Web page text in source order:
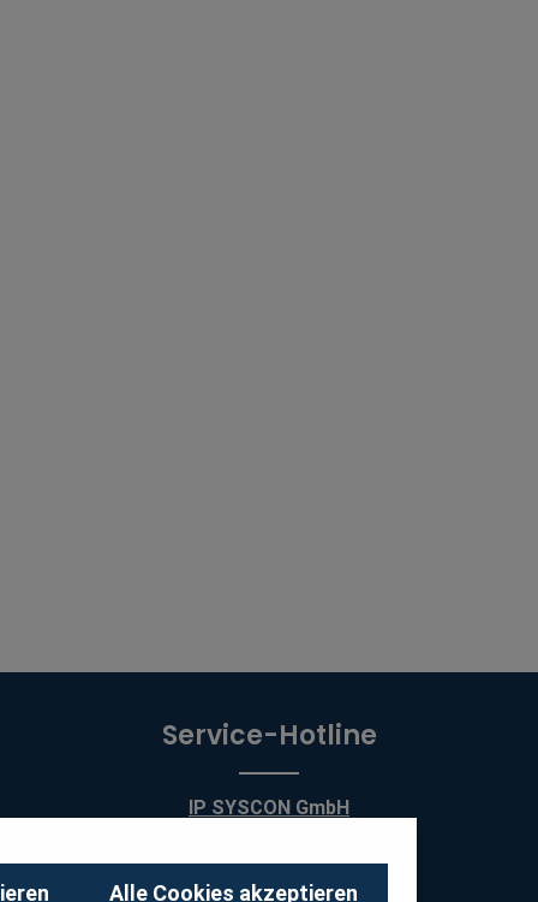
Service-Hotline
IP SYSCON GmbH
Mo - Do 9:00 bis 17:00 Uhr,
Alle Cookies akzeptieren